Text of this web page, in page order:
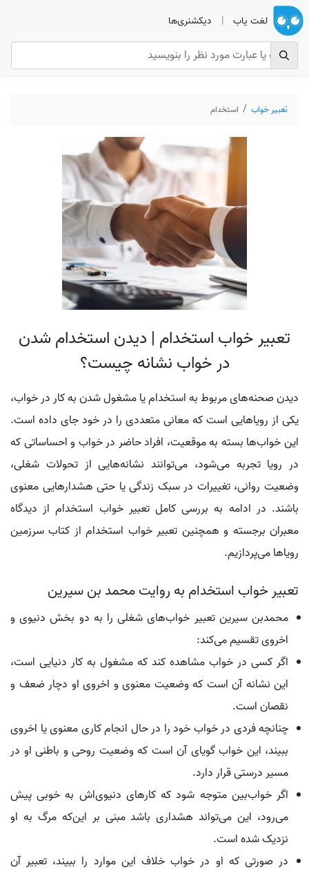
لغت یاب | دیکشنری‌ها
تعبیر خواب استخدام
تعبیر خواب استخدام | دیدن استخدام شدن
در خواب نشانه چیست؟
دیدن صحنه‌های مربوط به استخدام یا مشغول شدن به کار در خواب،
یکی از رویاهایی است که معانی متعددی را در خود جای داده است.
این خواب‌ها بسته به موقعیت، افراد حاضر در خواب و احساساتی که
در رویا تجربه می‌شود، می‌توانند نشانه‌هایی از تحولات شغلی،
وضعیت روانی، تغییرات در سبک زندگی یا حتی هشدارهایی معنوی
باشند. در ادامه به بررسی کامل تعبیر خواب استخدام از دیدگاه
معبران برجسته و همچنین تعبیر خواب استخدام از کتاب سرزمین
رویاها می‌پردازیم.
تعبیر خواب استخدام به روایت محمد بن سیرین
محمدبن سیرین تعبیر خواب‌های شغلی را به دو بخش دنیوی و
اخروی تقسیم می‌کند:
اگر کسی در خواب مشاهده کند که مشغول به کار دنیایی است،
این نشانه آن است که وضعیت معنوی و اخروی او دچار ضعف و
نقصان است.
چنانچه فردی در خواب خود را در حال انجام کاری معنوی یا اخروی
ببیند، این خواب گویای آن است که وضعیت روحی و باطنی او در
مسیر درستی قرار دارد.
اگر خواب‌بین متوجه شود که کارهای دنیوی‌اش به خوبی پیش
می‌رود، این می‌تواند هشداری باشد مبنی بر این‌که مرگ به او
نزدیک شده است.
در صورتی که او در خواب خلاف این موارد را ببیند، تعبیر آن